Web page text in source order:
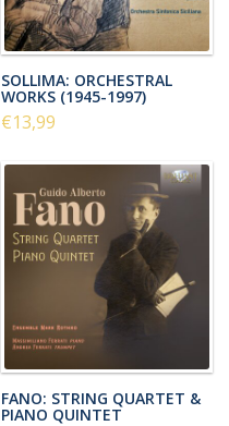
SOLLIMA: ORCHESTRAL
WORKS (1945-1997)
€13,99
FANO: STRING QUARTET &
PIANO QUINTET